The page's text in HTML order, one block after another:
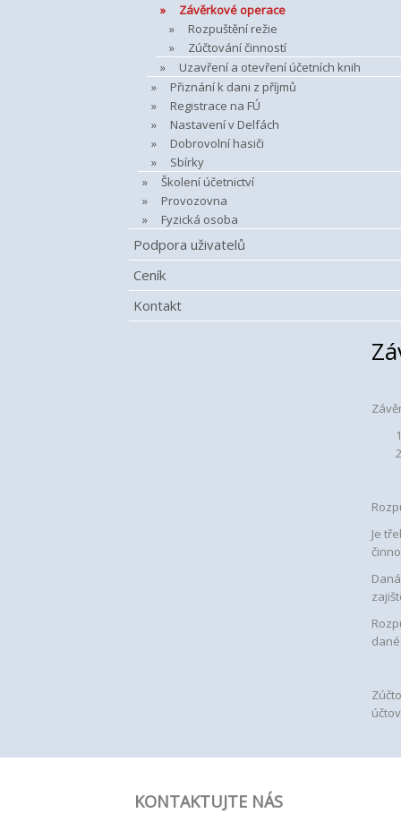
Závěrkové operace
Rozpuštění režie
Zúčtování činností
Uzavření a otevření účetních knih
Přiznání k dani z příjmů
Registrace na FÚ
Nastavení v Delfách
Dobrovolní hasiči
Sbírky
Školení účetnictví
Provozovna
Fyzická osoba
Podpora uživatelů
Ceník
Kontakt
Je
KONTAKTUJTE NÁS